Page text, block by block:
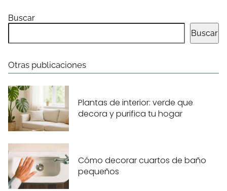
Buscar
Buscar
Otras publicaciones
Plantas de interior: verde que
decora y purifica tu hogar
Cómo decorar cuartos de baño
pequeños